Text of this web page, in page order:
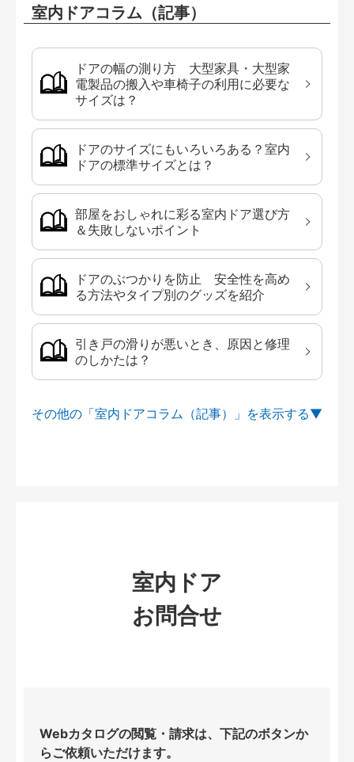
室内ドアコラム（記事）
ドアの幅の測り方 大型家具・大型家
電製品の搬入や車椅子の利用に必要な
サイズは？
ドアのサイズにもいろいろある？室内
ドアの標準サイズとは？
部屋をおしゃれに彩る室内ドア選び方
＆失敗しないポイント
ドアのぶつかりを防止 安全性を高め
る方法やタイプ別のグッズを紹介
引き戸の滑りが悪いとき、原因と修理
のしかたは？
その他の「室内ドアコラム（記事）」を
室内ドア
お問合せ
Webカタログの閲覧・請求は、下記のボタンか
らご依頼いただけます。